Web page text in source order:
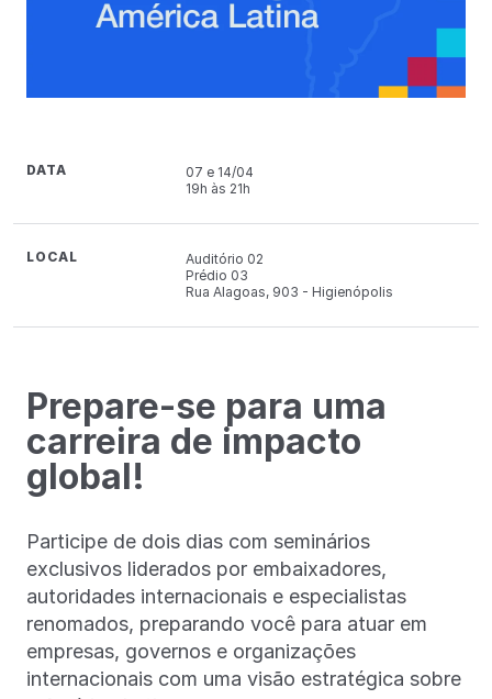
DATA
07 e 14/04
19h às 21h
LOCAL
Auditório 02
Prédio 03
Rua Alagoas, 903 - Higienópolis
Prepare-se para uma
carreira de impacto
global!
Participe de dois dias com seminários
exclusivos liderados por embaixadores,
autoridades internacionais e especialistas
renomados, preparando você para atuar em
empresas, governos e organizações
internacionais com uma visão estratégica sobre